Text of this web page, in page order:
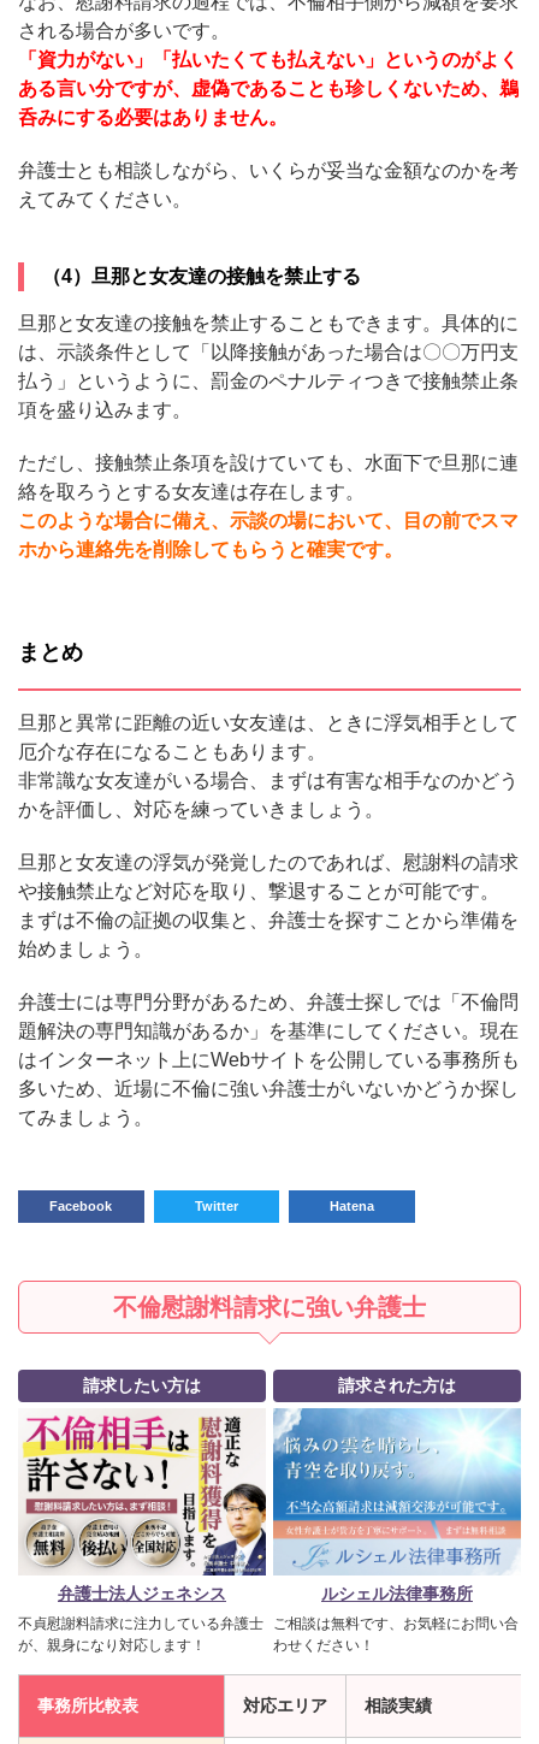
される場合が多いです。
「資力がない」「払いたくても払えない」というのがよく
ある言い分ですが、虚偽であることも珍しくないため、鵜
呑みにする必要はありません。
弁護士とも相談しながら、いくらが妥当な金額なのかを考
えてみてください。
（4）旦那と女友達の接触を禁止する
旦那と女友達の接触を禁止することもできます。具体的に
は、示談条件として「以降接触があった場合は〇〇万円支
払う」というように、罰金のペナルティつきで接触禁止条
項を盛り込みます。
ただし、接触禁止条項を設けていても、水面下で旦那に連
絡を取ろうとする女友達は存在します。
このような場合に備え、示談の場において、目の前でスマ
ホから連絡先を削除してもらうと確実です。
まとめ
旦那と異常に距離の近い女友達は、ときに浮気相手として
厄介な存在になることもあります。
非常識な女友達がいる場合、まずは有害な相手なのかどう
かを評価し、対応を練っていきましょう。
旦那と女友達の浮気が発覚したのであれば、慰謝料の請求
や接触禁止など対応を取り、撃退することが可能です。
まずは不倫の証拠の収集と、弁護士を探すことから準備を
始めましょう。
弁護士には専門分野があるため、弁護士探しでは「不倫問
題解決の専門知識があるか」を基準にしてください。現在
はインターネット上にWebサイトを公開している事務所も
多いため、近場に不倫に強い弁護士がいないかどうか探し
てみましょう。
Facebook Twitter Hatena
不倫慰謝料請求に強い弁護士
請求したい方は
弁護士法人ジェネシス
不貞慰謝料請求に注力している弁護士
が、親身になり対応します！
請求された方は
ルシェル法律事務所
ご相談は無料です、お気軽にお問い合
わせください！
事務所比較表 対応エリア 相談実績